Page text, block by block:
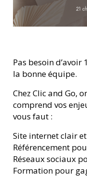
Pas besoin d’avoir
la bonne équipe.
Chez Clic and Go,
comprend vos
vous faut :
Site internet clair
Référencement
Réseaux sociaux
Formation pour